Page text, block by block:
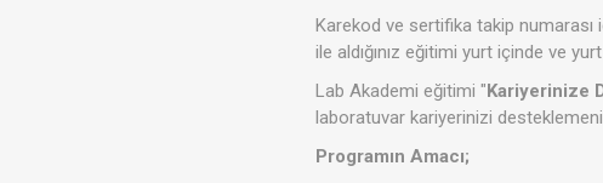
Karekod ve sertifika takip
ile aldığınız eğitimi yurt içinde ve
Lab Akademi eğitimi "Kariyerinize
laboratuvar kariyerinizi
Programın Amacı;